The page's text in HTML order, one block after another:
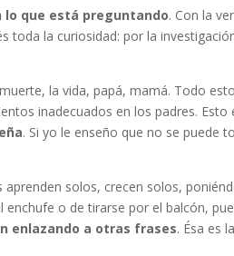
lo que está preguntando. Con la
toda la curiosidad: por la
la vida, papá, mamá. Todo
inadecuados en los padres.
. Si yo le enseño que no se puede
solos, crecen solos,
o de tirarse por el balcón,
enlazando a otras frases. Ésa es